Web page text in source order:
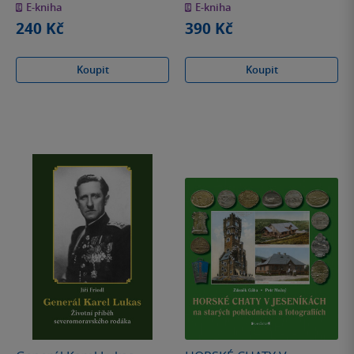
5
hvězdiček
E-kniha
240 Kč
Koupit
5
hvězdiček
E-kniha
390 Kč
Koupit